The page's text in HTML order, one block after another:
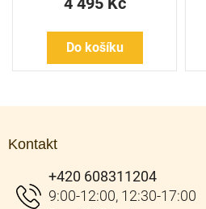
Do košíku
Kontakt
+420 608311204